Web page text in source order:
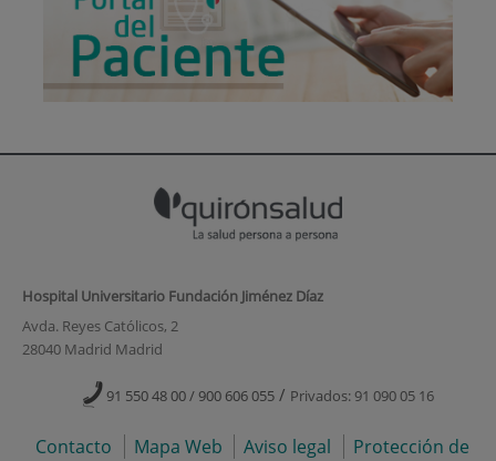
Hospital Universitario Fundación Jiménez Díaz
Avda. Reyes Católicos, 2
28040 Madrid Madrid
91 550 48 00 / 900 606 055 / Privados: 91 090 05 16
Contacto Mapa Web Aviso legal
Protección de